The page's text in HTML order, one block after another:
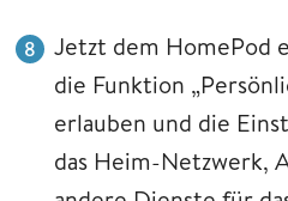
Jetzt dem HomePod
die Funktion
erlauben und die
das Heim-Netzwerk,